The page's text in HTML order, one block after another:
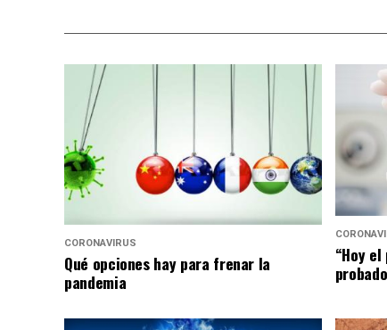
CORONAVIRUS
Qué opciones hay para frenar la
pandemia
“Hoy